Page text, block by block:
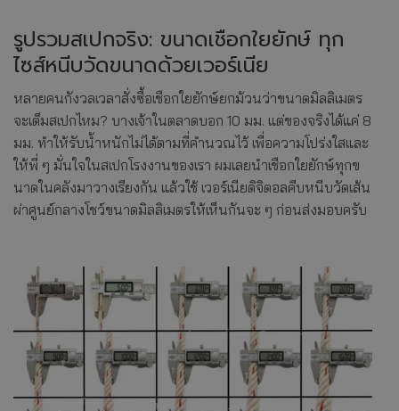
รูปรวมสเปกจริง: ขนาดเชือกใยยักษ์ ทุก
ไซส์หนีบวัดขนาดด้วยเวอร์เนีย
หลายคนกังวลเวลาสั่งซื้อเชือกใยยักษ์ยกม้วนว่าขนาดมิลลิเมตร
จะเต็มสเปกไหม? บางเจ้าในตลาดบอก 10 มม. แต่ของจริงได้แค่ 8
มม. ทำให้รับน้ำหนักไม่ได้ตามที่คำนวณไว้ เพื่อความโปร่งใสและ
ให้พี่ ๆ มั่นใจในสเปกโรงงานของเรา ผมเลยนำเชือกใยยักษ์ทุกข
นาดในคลังมาวางเรียงกัน แล้วใช้ เวอร์เนียดิจิตอลคีบหนีบวัดเส้น
ผ่าศูนย์กลางโชว์ขนาดมิลลิเมตรให้เห็นกันจะ ๆ ก่อนส่งมอบครับ